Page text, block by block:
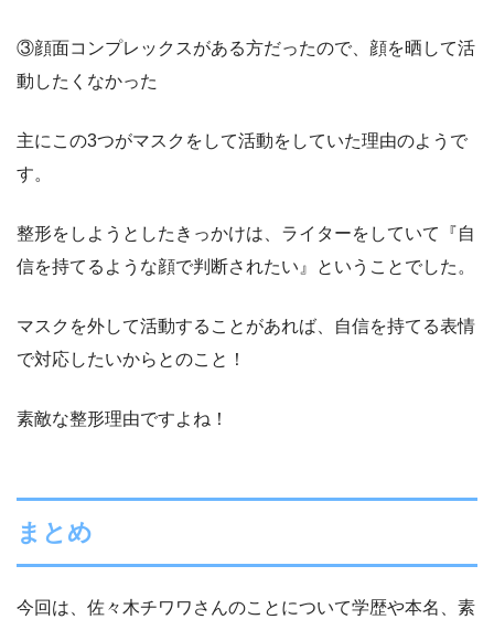
③顔面コンプレックスがある方だったので、顔を晒して活
動したくなかった
主にこの3つがマスクをして活動をしていた理由のようで
す。
整形をしようとしたきっかけは、ライターをしていて『自
信を持てるような顔で判断されたい』ということでした。
マスクを外して活動することがあれば、自信を持てる表情
で対応したいからとのこと！
素敵な整形理由ですよね！
まとめ
今回は、佐々木チワワさんのことについて学歴や本名、素